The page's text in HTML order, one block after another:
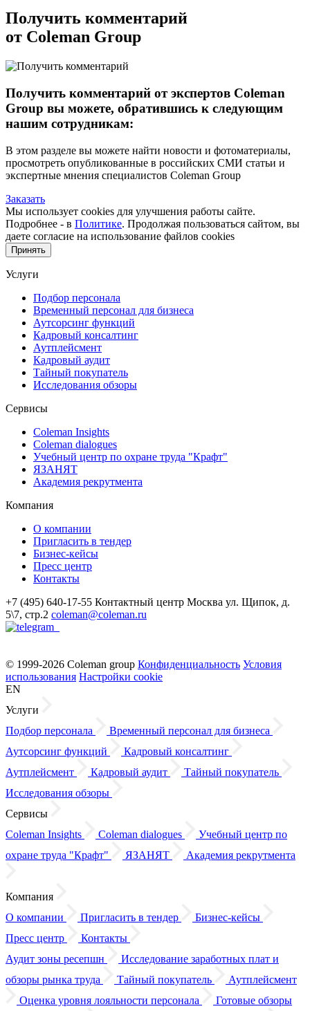
Получить комментарий
от Coleman Group
Получить комментарий от экспертов Coleman
Group вы можете, обратившись к следующим
нашим сотрудникам:
В этом разделе вы можете найти новости и фотоматериалы,
просмотреть опубликованные в российских СМИ статьи и
экспертные мнения специалистов Coleman Group
Заказать
Мы использует cookies для улучшения работы сайте.
Подробнее - в Политике. Продолжая пользоваться сайтом, вы
даете согласие на использование файлов cookies
Принять
Услуги
Подбор персонала
Временный персонал для бизнеса
Аутсорсинг функций
Кадровый консалтинг
Аутплейсмент
Кадровый аудит
Тайный покупатель
Исследования обзоры
Сервисы
Coleman Insights
Coleman dialogues
Учебный центр по охране труда "Крафт"
ЯЗАНЯТ
Академия рекрутмента
Компания
О компании
Пригласить в тендер
Бизнес-кейсы
Пресс центр
Контакты
+7 (495) 640-17-55 Контактный центр Москва ул. Щипок, д.
5\7, стр.2 coleman@coleman.ru
© 1999-2026 Coleman group Конфиденциальность Условия
использования Настройки cookie
EN
Услуги
Подбор персонала
Временный персонал для бизнеса
Аутсорсинг функций
Кадровый консалтинг
Аутплейсмент
Кадровый аудит
Тайный покупатель
Исследования обзоры
Сервисы
Coleman Insights
Coleman dialogues
Учебный центр по
охране труда "Крафт"
ЯЗАНЯТ Академия рекрутмента
Компания
О компании
Пригласить в тендер
Бизнес-кейсы
Пресс центр
Контакты
Аудит зоны ресепшн
Исследование заработных плат и
обзоры рынка труда Тайный покупатель
Аутплейсмент
Оценка уровня лояльности персонала
Готовые обзоры